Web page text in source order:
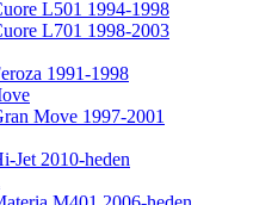
L501 1994-1998
L701 1998-2003
1991-1998
Move 1997-2001
Jet 2010-heden